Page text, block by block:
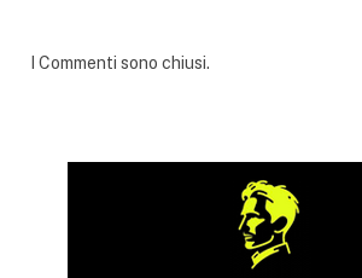
I Commenti sono chiusi.